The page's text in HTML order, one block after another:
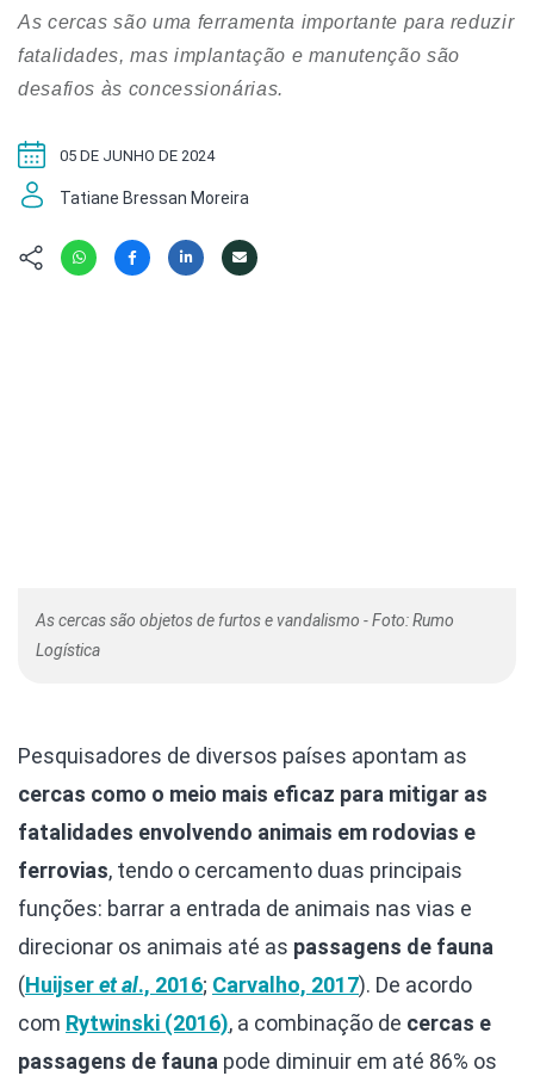
Kit
Na Linha
As cercas são uma ferramenta importante para reduzir
fatalidades, mas implantação e manutenção são
desafios às concessionárias.
Tatiane Bressan Moreira
05 DE JUNHO DE 2024
As cercas são objetos de furtos e vandalismo - Foto: Rumo
Logística
Pesquisadores de diversos países apontam as
cercas como o meio mais eficaz para mitigar as
fatalidades envolvendo animais em rodovias e
ferrovias, tendo o cercamento duas principais
funções: barrar a entrada de animais nas vias e
direcionar os animais até as passagens de fauna
(Huijseret al., 2016; Carvalho, 2017). De acordo
com Rytwinski (2016), a combinação de cercas e
passagens de fauna pode diminuir em até 86% os